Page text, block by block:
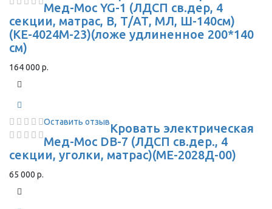
Мед-Мос YG-1 (ЛДСП св.дер, 4
секции, матрас, В, Т/АТ, МЛ, Ш-140см)
(КЕ-4024М-23)(ложе удлиненное 200*140
см)
164 000 р.
Оставить отзывКровать электрическая
Мед-Мос DB-7 (ЛДСП св.дер., 4
секции, уголки, матрас)(МЕ-2028Д-00)
65 000 р.